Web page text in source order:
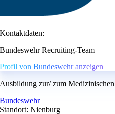
Kontaktdaten:
Bundeswehr Recruiting-Team
Profil von Bundeswehr anzeigen
Ausbildung zur/ zum
Bundeswehr
Standort: Nienburg